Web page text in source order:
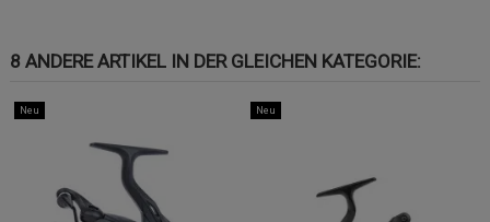
8 ANDERE ARTIKEL IN DER GLEICHEN KATEGORIE:
Neu Neu